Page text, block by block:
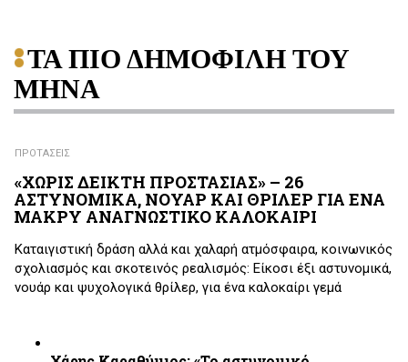
ΤΑ ΠΙΟ ΔΗΜΟΦΙΛΗ ΤΟΥ
ΜΗΝΑ
ΠΡΟΤΑΣΕΙΣ
«ΧΩΡΙΣ ΔΕΙΚΤΗ ΠΡΟΣΤΑΣΙΑΣ» – 26
ΑΣΤΥΝΟΜΙΚΑ, ΝΟΥΑΡ ΚΑΙ ΘΡΙΛΕΡ ΓΙΑ ΕΝΑ
ΜΑΚΡΥ ΑΝΑΓΝΩΣΤΙΚΟ ΚΑΛΟΚΑΙΡΙ
Καταιγιστική δράση αλλά και χαλαρή ατμόσφαιρα, κοινωνικός
σχολιασμός και σκοτεινός ρεαλισμός: Είκοσι έξι αστυνομικά,
νουάρ και ψυχολογικά θρίλερ, για ένα καλοκαίρι γεμά